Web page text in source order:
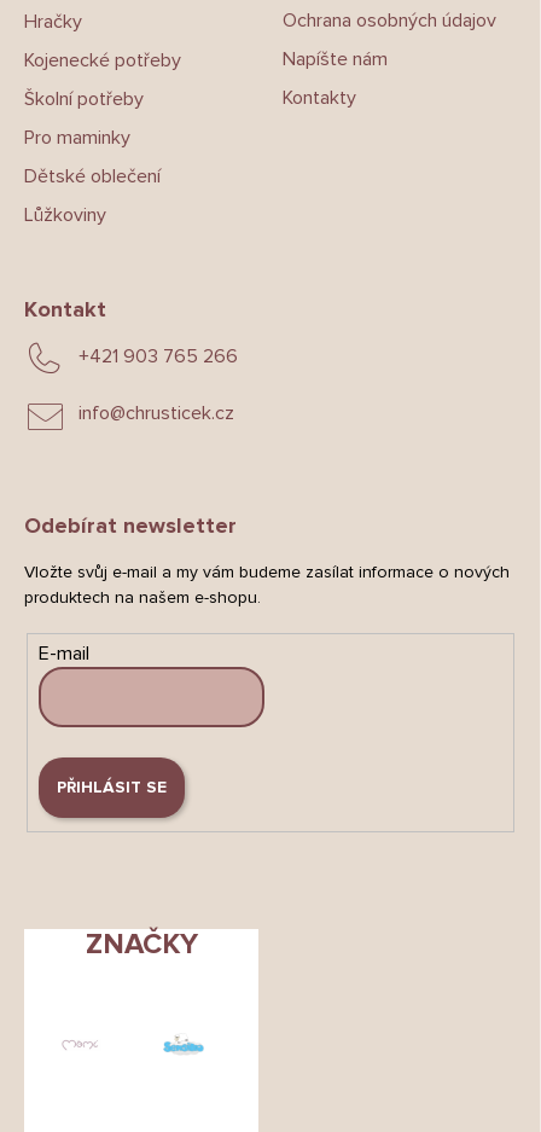
Hračky
Kojenecké potřeby
Školní potřeby
Pro maminky
Dětské oblečení
Lůžkoviny
Ochrana osobných údajov
Napíšte nám
Kontakty
Kontakt
info@chrusticek.cz
+421 903 765 266
Odebírat newsletter
Vložte svůj e-mail a my vám budeme zasílat informace o nových
produktech na našem e-shopu.
E-mail
PŘIHLÁSIT SE
ZNAČKY